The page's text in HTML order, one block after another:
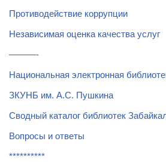
Противодействие коррупции
Независимая оценка качества услуг
———-
Национальная электронная
ЗКУНБ им. А.С. Пушкина
Сводный каталог библиотек
Вопросы и ответы
**********